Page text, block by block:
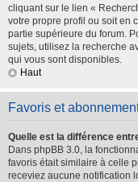
cliquant sur le lien «
votre propre profil ou soit en
partie supérieure du forum.
sujets, utilisez la recherche
qui vous sont disponibles.
Haut
Favoris et
Quelle est la différence
Dans phpBB 3.0, la
favoris était similaire à celle
receviez aucune notification